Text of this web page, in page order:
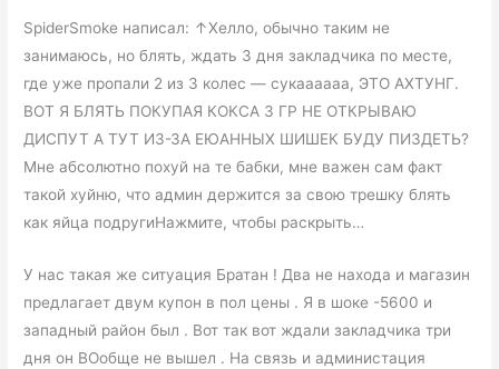
SpiderSmoke написал: ↑Хелло, обычно таким не
занимаюсь, но блять, ждать 3 дня закладчика по месте,
где уже пропали 2 из 3 колес — сукаааааа, ЭТО АХТУНГ.
ВОТ Я БЛЯТЬ ПОКУПАЯ КОКСА 3 ГР НЕ ОТКРЫВАЮ
ДИСПУТ А ТУТ ИЗ-ЗА ЕЮАННЫХ ШИШЕК БУДУ ПИЗДЕТЬ?
Мне абсолютно похуй на те бабки, мне важен сам факт
такой хуйню, что админ держится за свою трешку блять
как яйца подругиНажмите, чтобы раскрыть…
У нас такая же ситуация Братан ! Два не находа и магазин
предлагает двум купон в пол цены . Я в шоке -5600 и
западный район был . Вот так вот ждали закладчика три
дня он ВОобще не вышел . На связь и администация